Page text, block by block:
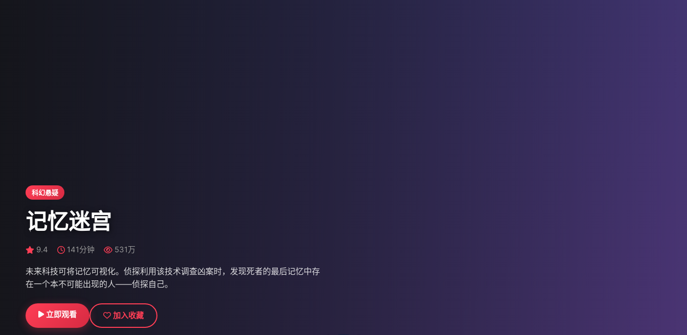
9.7 134分钟 588万
立即观看 加入收藏
科幻悬疑
记忆迷宫
9.4 141分钟 531万
未来科技可将记忆可视化。侦探利用该技术调查凶案时，发现死者的最后记忆中存
在一个本不可能出现的人——侦探自己。
立即观看 加入收藏
9.6 143分钟 568万
立即观看 加入收藏